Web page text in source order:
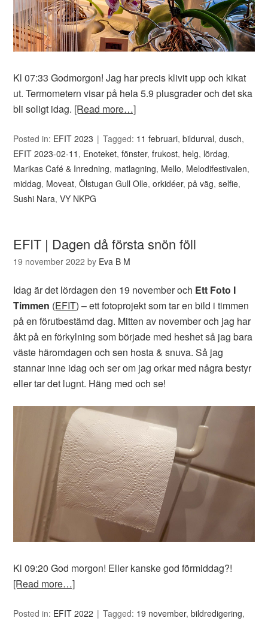
Kl 07:33 Godmorgon! Jag har precis klivit upp och kikat
ut. Termometern visar på hela 5.9 plusgrader och det ska
bli soligt idag. [Read more…]
Posted in: EFIT 2023 Tagged: 11 februari,bildurval,dusch,
EFIT 2023-02-11 , Enoteket,fönster,frukost, helg, lördag,
Marikas Café & Inredning, matlagning, Mello, Melodifestivalen,
middag, Moveat,Ölstugan Gull Olle,orkidéer,på väg,selfie,
Sushi Nara,VY NKPG
EFIT | Dagen då första snön föll
19 november 2022 by Eva B M
Idag är det lördagen den 19 november och Ett Foto I
Timmen (EFIT) – ett fotoprojekt som tar en bild i timmen
på en förutbestämd dag. Mitten av november och jag har
åkt på en förkylning som började med heshet så jag bara
väste häromdagen och sen hosta & snuva. Så jag
stannar inne idag och ser om jag orkar med några bestyr
eller tar det lugnt. Häng med och se!
Kl 09:20 God morgon! Eller kanske god förmiddag?!
[Read more…]
Posted in: EFIT 2022 Tagged: 19 november,bildredigering,